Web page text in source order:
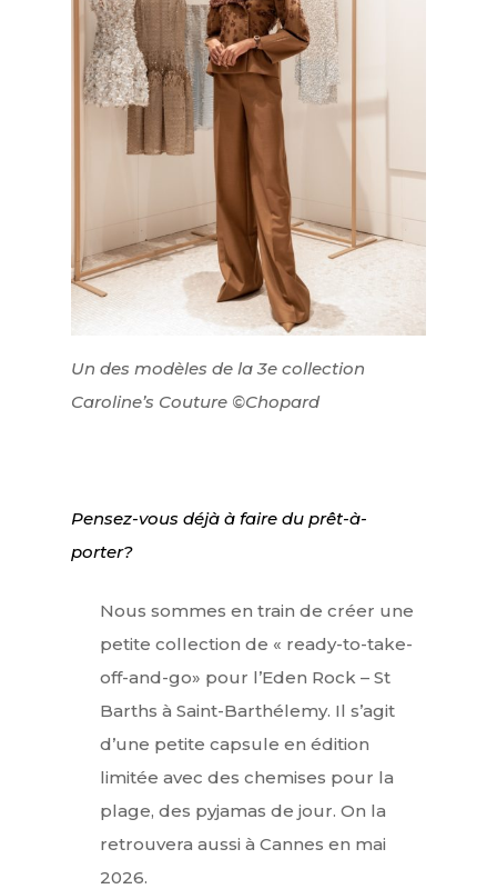
Un des modèles de la 3e collection
Caroline’s Couture ©Chopard
Pensez-vous déjà à faire du prêt-à-
porter?
Nous sommes en train de créer une
petite collection de « ready-to-take-
off-and-go» pour l’Eden Rock – St
Barths à Saint-Barthélemy. Il s’agit
d’une petite capsule en édition
limitée avec des chemises pour la
plage, des pyjamas de jour. On la
retrouvera aussi à Cannes en mai
2026.
Lifestyle
Arts
FR